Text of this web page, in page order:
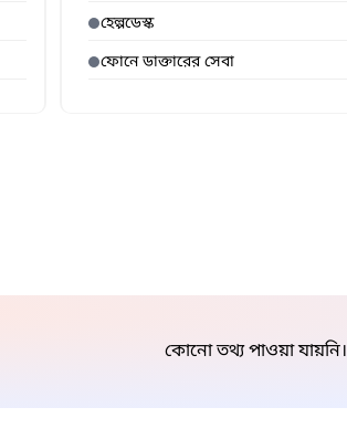
হেল্পডেস্ক
ফোনে ডাক্তারের সেবা
কোনো তথ্য পাওয়া যায়নি।